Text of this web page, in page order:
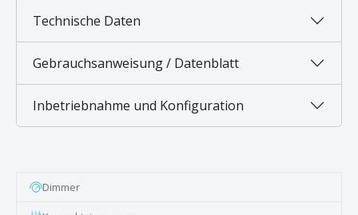
Technische Daten
Gebrauchsanweisung / Datenblatt
Inbetriebnahme und Konfiguration
Dimmer